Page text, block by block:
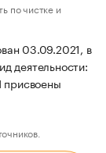
по чистке и
03.09.2021, в
деятельности:
присвоены